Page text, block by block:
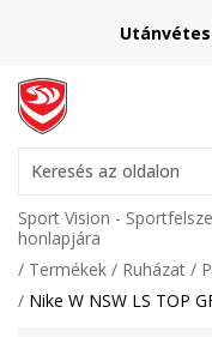
Keresés az oldalon
Sport Vision -
honlapjára
Termékek
Ruházat
Nike W NSW LS TOP